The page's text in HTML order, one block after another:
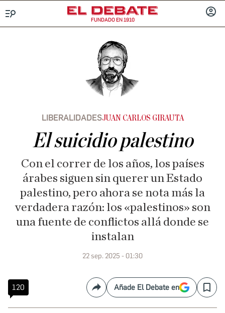
FUNDADO EN 1910
LIBERALIDADESJUAN CARLOS GIRAUTA
El suicidio palestino
Con el correr de los años, los países
árabes siguen sin querer un Estado
palestino, pero ahora se nota más la
verdadera razón: los «palestinos» son
una fuente de conflictos allá donde se
instalan
22 sep. 2025 - 01:30
120 CompartirAñade El Debate en Save